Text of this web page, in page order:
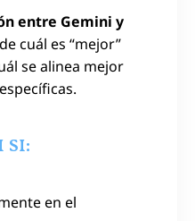
entre Gemini y
cuál es “mejor”
se alinea mejor
SI:
en el